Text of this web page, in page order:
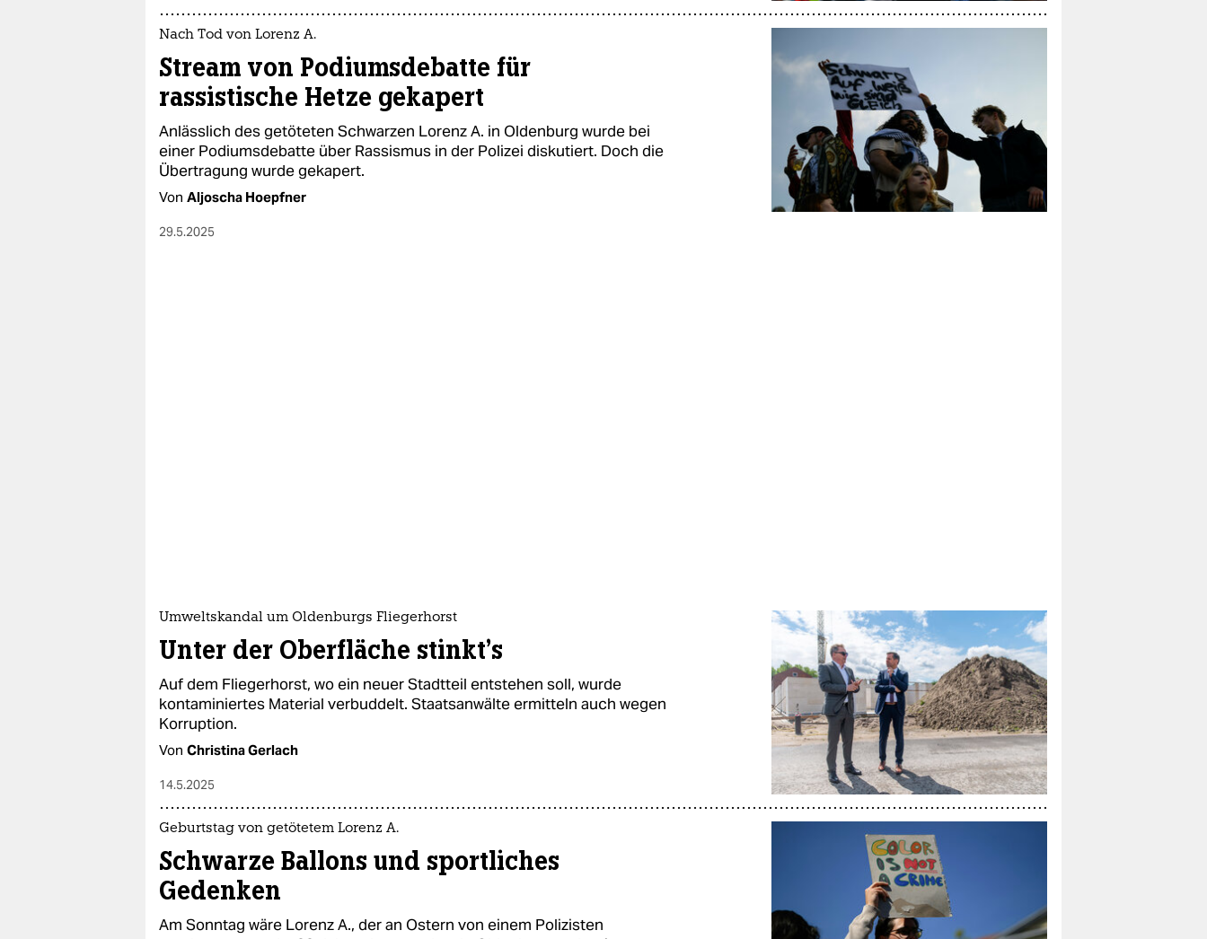
Nach Tod von Lorenz A.
Stream von Podiumsdebatte für
rassistische Hetze gekapert
Anlässlich des getöteten Schwarzen Lorenz A. in Oldenburg wurde bei
einer Podiumsdebatte über Rassismus in der Polizei diskutiert. Doch die
Übertragung wurde gekapert.
Von Aljoscha Hoepfner
29.5.2025
Umweltskandal um Oldenburgs Fliegerhorst
Unter der Oberfläche stinkt's
Auf dem Fliegerhorst, wo ein neuer Stadtteil entstehen soll, wurde
kontaminiertes Material verbuddelt. Staatsanwälte ermitteln auch wegen
Korruption.
Von Christina Gerlach
14.5.2025
Geburtstag von getötetem Lorenz A.
Schwarze Ballons und sportliches
Gedenken
Am Sonntag wäre Lorenz A., der an Ostern von einem Polizisten